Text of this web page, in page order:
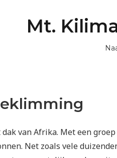
Mt.
van Afrika. Met een
Net zoals vele